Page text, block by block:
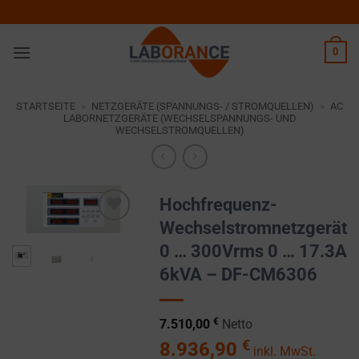
Inhalt
springen
0
STARTSEITE NETZGERÄTE (SPANNUNGS- / STROMQUELLEN)
AC
LABORNETZGERÄTE (WECHSELSPANNUNGS- UND
WECHSELSTROMQUELLEN)
hinzufügen
Hochfrequenz-
Wechselstromnetzgerät
0 … 300Vrms 0 … 17.3A
6kVA – DF-CM6306
7.510,00 € Netto
8.936,90 € inkl. MwSt.